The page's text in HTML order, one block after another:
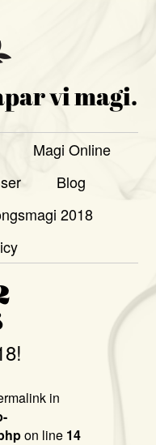
vi magi.
Magi Online
Blog
2018
in
on line 14